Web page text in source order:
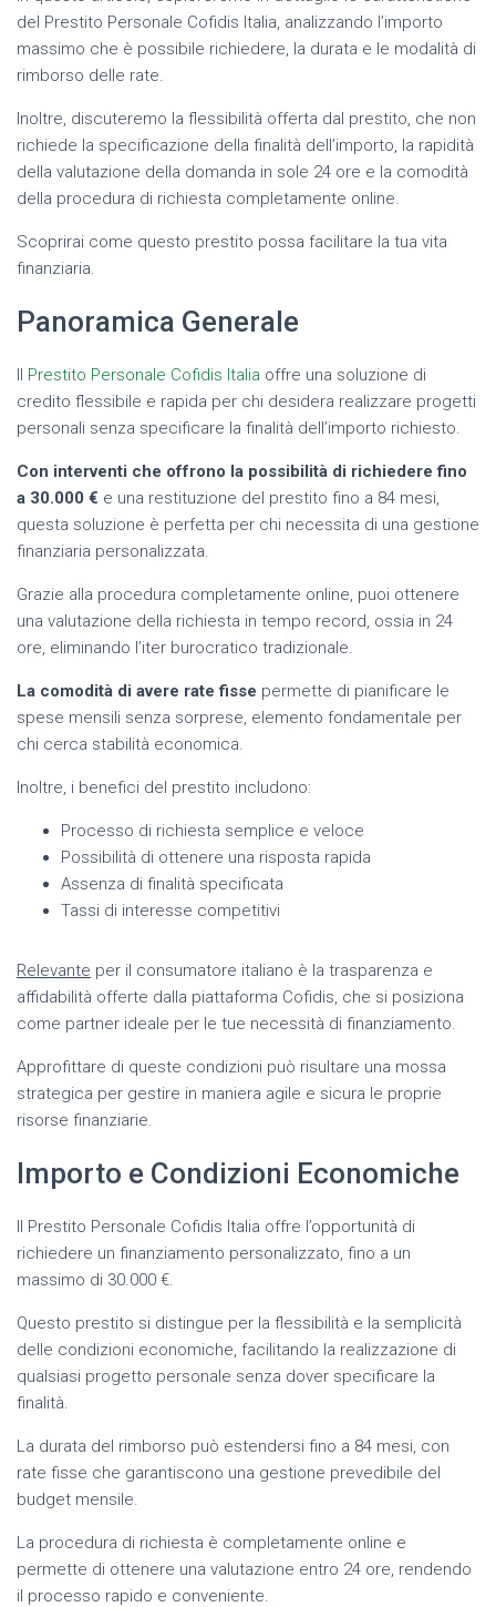
del Prestito Personale Cofidis Italia, analizzando l’importo
massimo che è possibile richiedere, la durata e le modalità di
rimborso delle rate.
Inoltre, discuteremo la flessibilità offerta dal prestito, che non
richiede la specificazione della finalità dell’importo, la rapidità
della valutazione della domanda in sole 24 ore e la comodità
della procedura di richiesta completamente online.
Scoprirai come questo prestito possa facilitare la tua vita
finanziaria.
Panoramica Generale
Il Prestito Personale Cofidis Italia offre una soluzione di
credito flessibile e rapida per chi desidera realizzare progetti
personali senza specificare la finalità dell’importo richiesto.
Con interventi che offrono la possibilità di richiedere fino
a 30.000 € e una restituzione del prestito fino a 84 mesi,
questa soluzione è perfetta per chi necessita di una gestione
finanziaria personalizzata.
Grazie alla procedura completamente online, puoi ottenere
una valutazione della richiesta in tempo record, ossia in 24
ore, eliminando l’iter burocratico tradizionale.
La comodità di avere rate fisse permette di pianificare le
spese mensili senza sorprese, elemento fondamentale per
chi cerca stabilità economica.
Inoltre, i benefici del prestito includono:
Processo di richiesta semplice e veloce
Possibilità di ottenere una risposta rapida
Assenza di finalità specificata
Tassi di interesse competitivi
Relevante per il consumatore italiano è la trasparenza e
affidabilità offerte dalla piattaforma Cofidis, che si posiziona
come partner ideale per le tue necessità di finanziamento.
Approfittare di queste condizioni può risultare una mossa
strategica per gestire in maniera agile e sicura le proprie
risorse finanziarie.
Importo e Condizioni Economiche
Il Prestito Personale Cofidis Italia offre l’opportunità di
richiedere un finanziamento personalizzato, fino a un
massimo di 30.000 €.
Questo prestito si distingue per la flessibilità e la semplicità
delle condizioni economiche, facilitando la realizzazione di
qualsiasi progetto personale senza dover specificare la
finalità.
La durata del rimborso può estendersi fino a 84 mesi, con
rate fisse che garantiscono una gestione prevedibile del
budget mensile.
La procedura di richiesta è completamente online e
permette di ottenere una valutazione entro 24 ore, rendendo
il processo rapido e conveniente.